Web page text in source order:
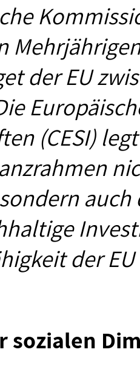
der EU
(CESI)
der
sozialen